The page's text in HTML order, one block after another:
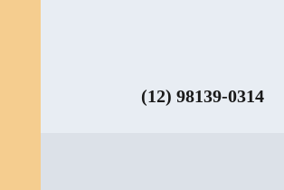
(12) 98139-0314